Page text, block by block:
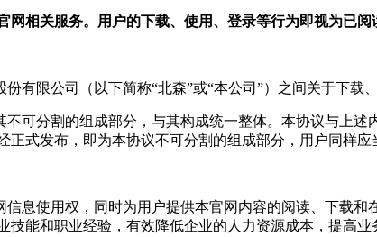
相关服务。用户的下载、使用、登录等行为即视为已阅
有限公司（以下简称“北森”或“本公司”）之间关于下载
可分割的组成部分，与其构成统一整体。本协议与上
式发布，即为本协议不可分割的组成部分，用户同样应
息使用权，同时为用户提供本官网内容的阅读、下载
能和职业经验，有效降低企业的人力资源成本，提高